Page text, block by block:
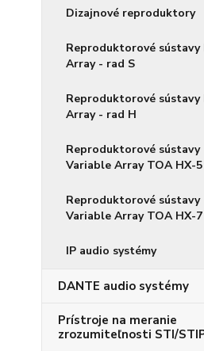
Dizajnové reproduktory
Reproduktorové sústavy
Array - rad S
Reproduktorové sústavy
Array - rad H
Reproduktorové sústavy
Variable Array TOA HX-5
Reproduktorové sústavy
Variable Array TOA HX-7
IP audio systémy
DANTE audio systémy
Prístroje na meranie
zrozumiteľnosti STI/